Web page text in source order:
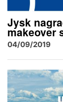
Jysk
makeover
04/09/2019